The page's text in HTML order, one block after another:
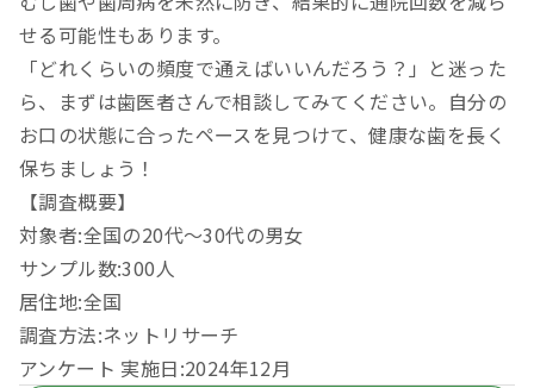
せる可能性もあります。
「どれくらいの頻度で通えばいいんだろう？」と迷った
ら、まずは歯医者さんで相談してみてください。自分の
お口の状態に合ったペースを見つけて、健康な歯を長く
保ちましょう！
【調査概要】
対象者:全国の20代〜30代の男女
サンプル数:300人
居住地:全国
調査方法:ネットリサーチ
アンケート 実施日:2024年12月